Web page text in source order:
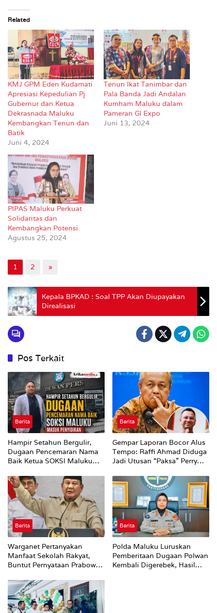
Related
KMJ GPM Eden Kudamati
Apresiasi Kepedulian Pj
Gubernur dan Ketua
Dekrasnada Maluku
Kembangkan Tenun dan
Batik
Juni 4, 2024
Tenun Ikat Tanimbar dan
Pala Banda Jadi Andalan
Kumham Maluku dalam
Pameran GI Expo
Juni 13, 2024
PIPAS Maluku Perkuat
Solidaritas dan
Kembangkan Potensi
Agustus 25, 2024
1 2 »
Kepala BPKAD : Soal TPP Akan Diupayakan
Direalisasi
Pos Terkait
Berita
Hampir Setahun Bergulir,
Dugaan Pencemaran Nama
Baik Ketua SOKSI Maluku
Berita
Gempar Laporan Bocor Alus
Tempo: Raffi Ahmad Diduga
Jadi Utusan “Paksa” Perry
Berita
Warganet Pertanyakan
Manfaat Sekolah Rakyat,
Buntut Pernyataan Prabowo
dari Sekolah
Berita
Polda Maluku Luruskan
Pemberitaan Dugaan Polwan
Kembali Digerebek, Hasil